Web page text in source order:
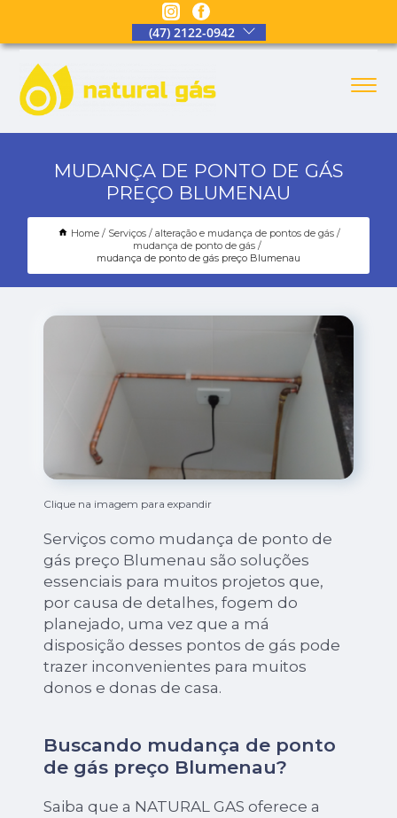
(47) 2122-0942
MUDANÇA DE PONTO DE GÁS
PREÇO BLUMENAU
Home Serviços
alteração e mudança de pontos de gás
mudança de ponto de gás
mudança de ponto de gás preço Blumenau
Clique na imagem para expandir
Serviços como mudança de ponto de
gás preço Blumenau são soluções
essenciais para muitos projetos que,
por causa de detalhes, fogem do
planejado, uma vez que a má
disposição desses pontos de gás pode
trazer inconvenientes para muitos
donos e donas de casa.
Buscando mudança de ponto
de gás preço Blumenau?
Saiba que a NATURAL GAS oferece a